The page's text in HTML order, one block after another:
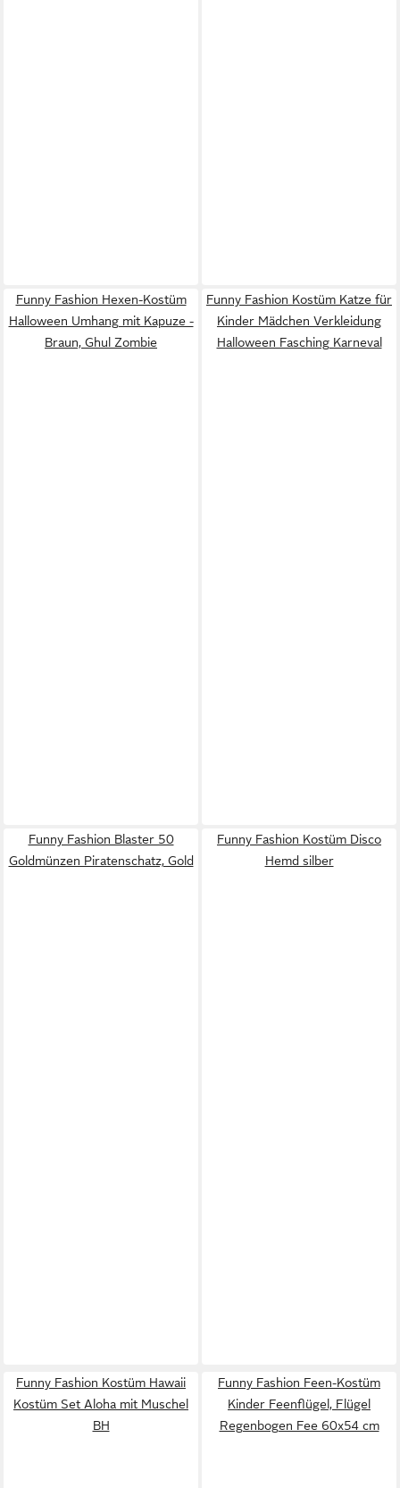
Funny Fashion Hexen-Kostüm
Halloween Umhang mit Kapuze -
Braun, Ghul Zombie
Funny Fashion Kostüm Katze für
Kinder Mädchen Verkleidung
Halloween Fasching Karneval
Funny Fashion Blaster 50
Goldmünzen Piratenschatz, Gold
Funny Fashion Kostüm Disco
Hemd silber
Funny Fashion Kostüm Hawaii
Kostüm Set Aloha mit Muschel
BH
Funny Fashion Feen-Kostüm
Kinder Feenflügel, Flügel
Regenbogen Fee 60x54 cm